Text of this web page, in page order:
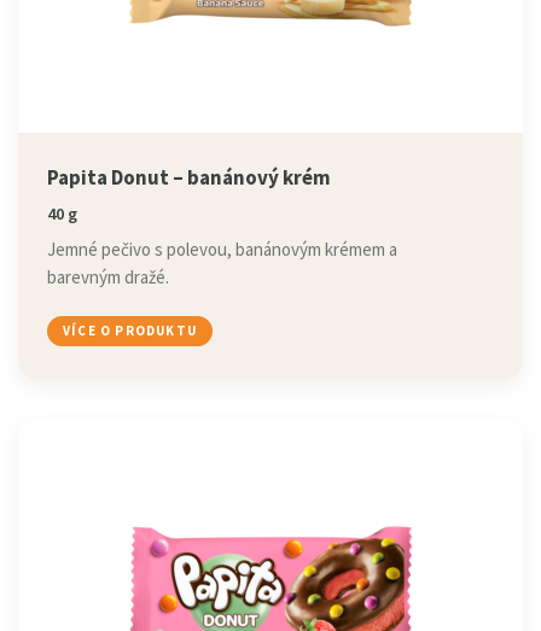
Papita Donut – banánový krém
40 g
Jemné pečivo s polevou, banánovým krémem a
barevným dražé.
VÍCE O PRODUKTU